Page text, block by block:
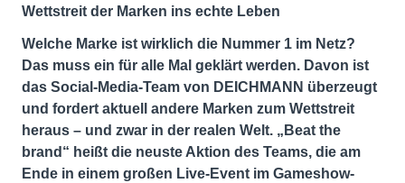
Wettstreit der Marken ins echte Leben
Welche Marke ist wirklich die Nummer 1 im Netz?
Das muss ein für alle Mal geklärt werden. Davon ist
das Social-Media-Team von DEICHMANN überzeugt
und fordert aktuell andere Marken zum Wettstreit
heraus – und zwar in der realen Welt. „Beat the
brand“ heißt die neuste Aktion des Teams, die am
Ende in einem großen Live-Event im Gameshow-